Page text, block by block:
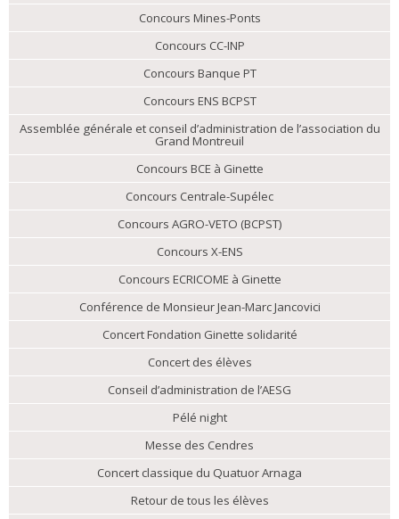
Concours Mines-Ponts
Concours CC-INP
Concours Banque PT
Concours ENS BCPST
Assemblée générale et conseil d’administration de l’association du
Grand Montreuil
Concours BCE à Ginette
Concours Centrale-Supélec
Concours AGRO-VETO (BCPST)
Concours X-ENS
Concours ECRICOME à Ginette
Conférence de Monsieur Jean-Marc Jancovici
Concert Fondation Ginette solidarité
Concert des élèves
Conseil d’administration de l’AESG
Pélé night
Messe des Cendres
Concert classique du Quatuor Arnaga
Retour de tous les élèves